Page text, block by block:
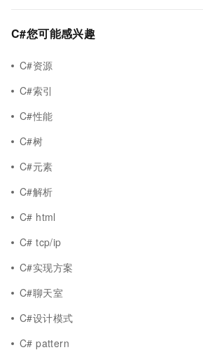
C#您可能感兴趣
C#资源
C#索引
C#性能
C#树
C#元素
C#解析
C# html
C# tcp/ip
C#实现方案
C#聊天室
C#设计模式
C# pattern